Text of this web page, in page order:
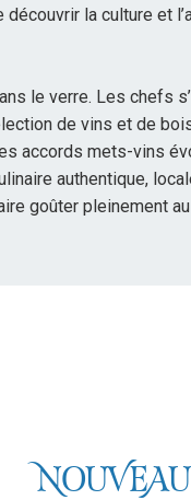
la culture et
le verre. Les chefs
de vins et de
accords mets-vins
authentique,
goûter pleinement